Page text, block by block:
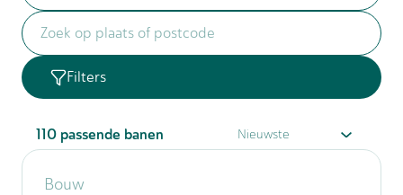
Filters
110 passende banen
Bouw